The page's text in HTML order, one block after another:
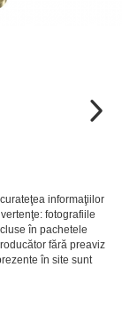
informaţiilor
fotografiile
în pachetele
fără preaviz
în site sunt